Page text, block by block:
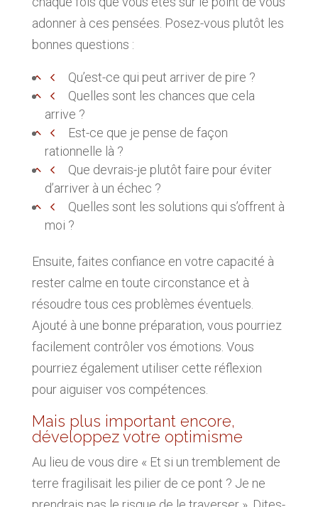
adonner à ces pensées. Posez-vous plutôt les
bonnes questions :
Qu’est-ce qui peut arriver de pire ?
Quelles sont les chances que cela
arrive ?
Est-ce que je pense de façon
rationnelle là ?
Que devrais-je plutôt faire pour éviter
d’arriver à un échec ?
Quelles sont les solutions qui s’offrent à
moi ?
Ensuite, faites confiance en votre capacité à
rester calme en toute circonstance et à
résoudre tous ces problèmes éventuels.
Ajouté à une bonne préparation, vous pourriez
facilement contrôler vos émotions. Vous
pourriez également utiliser cette réflexion
pour aiguiser vos compétences.
Mais plus important encore,
développez votre optimisme
Au lieu de vous dire « Et si un tremblement de
terre fragilisait les pilier de ce pont ? Je ne